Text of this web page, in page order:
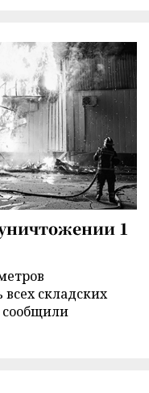
1
складских
сообщили